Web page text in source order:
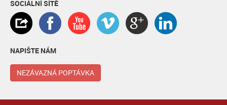
SOCIÁLNÍ SÍTĚ
NAPIŠTE NÁM
NEZÁVAZNÁ POPTÁVKA